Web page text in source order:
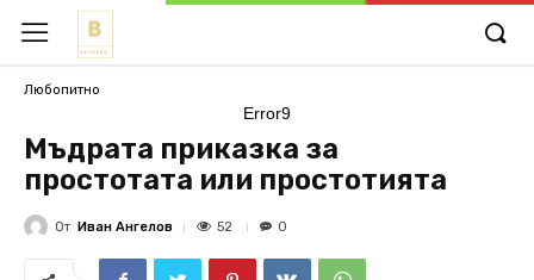
Любопитно
Error9
Мъдрата приказка за
простотата или простотията
От Иван Ангелов 52 0